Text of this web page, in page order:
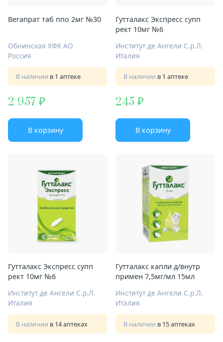
Вегапрат таб ппо 2мг №30
Обнинская ХФК АО
Россия
В наличии в 1 аптеке
2 957
В корзину
Гутталакс Экспресс супп
рект 10мг №6
Институт де Ангели С.р.Л.
Италия
В наличии в 1 аптеке
245
В корзину
Гутталакс Экспресс супп
рект 10мг №6
Институт де Ангели С.р.Л.
Италия
В наличии в 14 аптеках
Гутталакс капли д/внутр
примен 7,5мг/мл 15мл
Институт де Ангели С.р.Л.
Италия
В наличии в 15 аптеках